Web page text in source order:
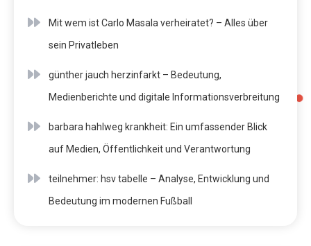
Mit wem ist Carlo Masala verheiratet? – Alles über
sein Privatleben
günther jauch herzinfarkt – Bedeutung,
Medienberichte und digitale Informationsverbreitung
barbara hahlweg krankheit: Ein umfassender Blick
auf Medien, Öffentlichkeit und Verantwortung
teilnehmer: hsv tabelle – Analyse, Entwicklung und
Bedeutung im modernen Fußball